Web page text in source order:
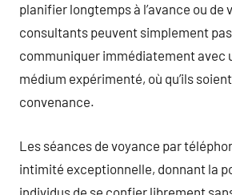
planifier longtemps à l’avance ou de
consultants peuvent simplement
communiquer immédiatement avec
médium expérimenté, où qu’ils
convenance.
Les séances de voyance par
intimité exceptionnelle, donnant la
individus de se confier librement